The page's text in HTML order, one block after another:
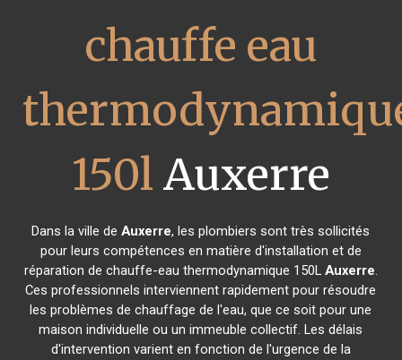
chauffe eau
150l Auxerre
Dans la ville deAuxerre, les plombiers sont très sollicités
pour leurs compétences en matière d'installation et de
réparation de chauffe-eau thermodynamique 150L Auxerre.
Ces professionnels interviennent rapidement pour résoudre
les problèmes de chauffage de l'eau, que ce soit pour une
maison individuelle ou un immeuble collectif. Les délais
d'intervention varient en fonction de l'urgence de la